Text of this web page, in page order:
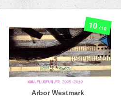
Arbor Westmark
10/10